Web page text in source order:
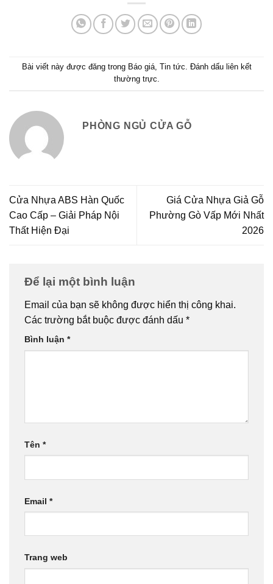
Bài viết này được đăng trong Báo giá, Tin tức. Đánh dấu liên kết
thường trực.
PHÒNG NGỦ CỬA GỖ
Cửa Nhựa ABS Hàn Quốc
Cao Cấp – Giải Pháp Nội
Thất Hiện Đại
Giá Cửa Nhựa Giả Gỗ
Phường Gò Vấp Mới Nhất
2026
Để lại một bình luận
Email của bạn sẽ không được hiển thị công khai.
Các trường bắt buộc được đánh dấu *
Bình luận *
Tên *
Email *
Trang web